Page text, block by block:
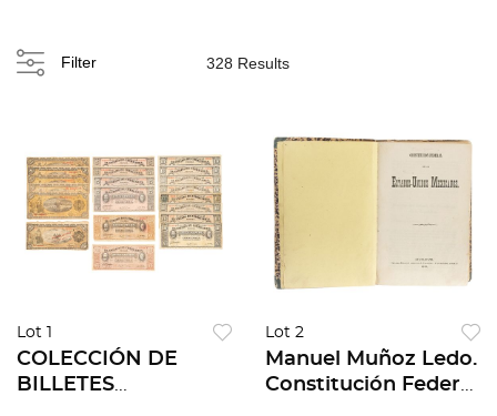
Filter 328 Results
Lot 1
COLECCIÓN DE
BILLETES
Lot 2
Manuel Muñoz Ledo.
Constitución Federal